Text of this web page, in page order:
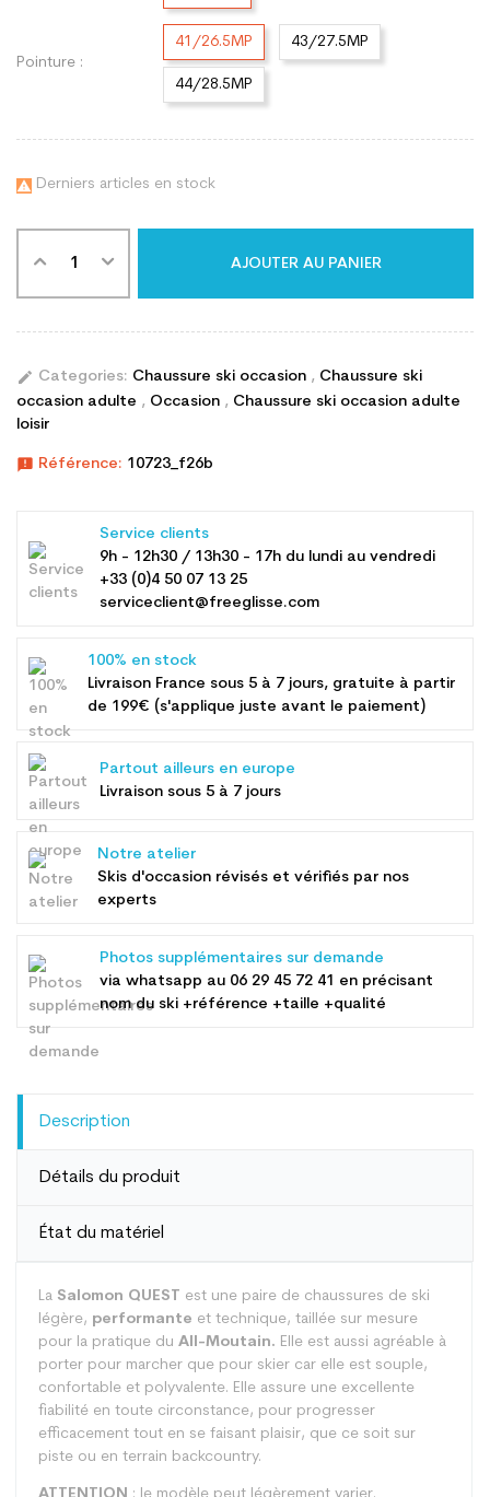
Pointure :
41/26.5MP 43/27.5MP
44/28.5MP
 Derniers articles en stock
AJOUTER AU PANIER
edit Categories: Chaussure ski occasion , Chaussure ski
occasion adulte , Occasion , Chaussure ski occasion adulte
loisir
announcement Référence: 10723_f26b
Service clients
9h - 12h30 / 13h30 - 17h du lundi au vendredi
+33 (0)4 50 07 13 25
serviceclient@freeglisse.com
100% en stock
Livraison France sous 5 à 7 jours, gratuite à partir
de 199€ (s'applique juste avant le paiement)
Partout ailleurs en europe
Livraison sous 5 à 7 jours
Notre atelier
Skis d'occasion révisés et vérifiés par nos
experts
Photos supplémentaires sur demande
via whatsapp au 06 29 45 72 41 en précisant
nom du ski +référence +taille +qualité
Description
Détails du produit
État du matériel
La Salomon QUEST est une paire de chaussures de ski
légère, performante et technique, taillée sur mesure
pour la pratique du All-Moutain. Elle est aussi agréable à
porter pour marcher que pour skier car elle est souple,
confortable et polyvalente. Elle assure une excellente
fiabilité en toute circonstance, pour progresser
efficacement tout en se faisant plaisir, que ce soit sur
piste ou en terrain backcountry.